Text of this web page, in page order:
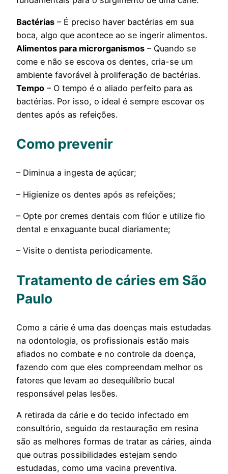
Bactérias – É preciso haver bactérias em sua
boca, algo que acontece ao se ingerir alimentos.
Alimentos para microrganismos – Quando se
come e não se escova os dentes, cria-se um
ambiente favorável à proliferação de bactérias.
Tempo – O tempo é o aliado perfeito para as
bactérias. Por isso, o ideal é sempre escovar os
dentes após as refeições.
Como prevenir
– Diminua a ingesta de açúcar;
– Higienize os dentes após as refeições;
– Opte por cremes dentais com flúor e utilize fio
dental e enxaguante bucal diariamente;
– Visite o dentista periodicamente.
Tratamento de cáries em São
Paulo
Como a cárie é uma das doenças mais estudadas
na odontologia, os profissionais estão mais
afiados no combate e no controle da doença,
fazendo com que eles compreendam melhor os
fatores que levam ao desequilíbrio bucal
responsável pelas lesões.
A retirada da cárie e do tecido infectado em
consultório, seguido da restauração em resina
são as melhores formas de tratar as cáries, ainda
que outras possibilidades estejam sendo
estudadas, como uma vacina preventiva.